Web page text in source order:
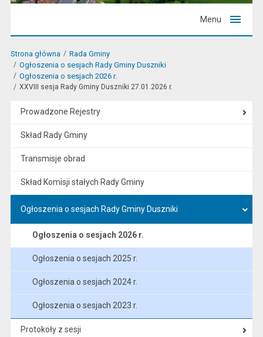
Menu
Strona główna
Rada Gminy
Ogłoszenia o sesjach Rady Gminy Duszniki
Ogłoszenia o sesjach 2026 r.
XXVIII sesja Rady Gminy Duszniki 27.01.2026 r.
Prowadzone Rejestry
Skład Rady Gminy
Transmisje obrad
Skład Komisji stałych Rady Gminy
Ogłoszenia o sesjach Rady Gminy Duszniki
Ogłoszenia o sesjach 2026 r.
Ogłoszenia o sesjach 2025 r.
Ogłoszenia o sesjach 2024 r.
Ogłoszenia o sesjach 2023 r.
Protokoły z sesji